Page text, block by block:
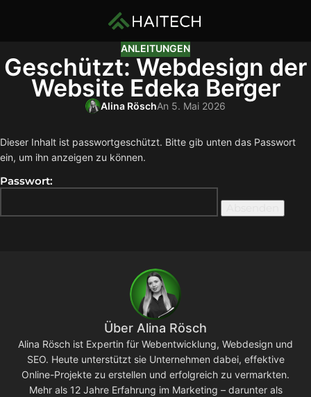
ANLEITUNGEN
Geschützt: Webdesign der
Website Edeka Berger
Alina RöschAn 5. Mai 2026
Dieser Inhalt ist passwortgeschützt. Bitte gib unten das Passwort
ein, um ihn anzeigen zu können.
Passwort:
Über Alina Rösch
Alina Rösch ist Expertin für Webentwicklung, Webdesign und
SEO. Heute unterstützt sie Unternehmen dabei, effektive
Online-Projekte zu erstellen und erfolgreich zu vermarkten.
Mehr als 12 Jahre Erfahrung im Marketing – darunter als